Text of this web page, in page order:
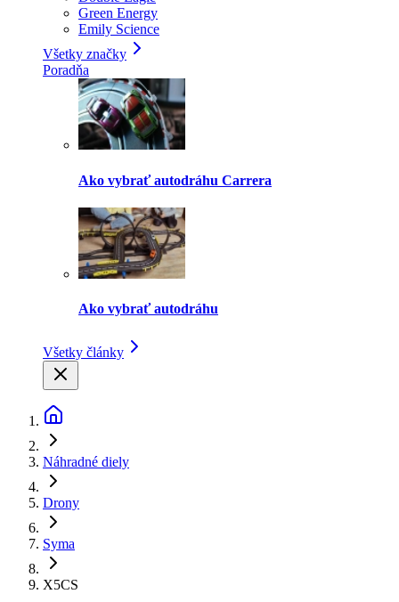
Green Energy
Emily Science
Všetky značky
Poradňa
Ako vybrať autodráhu Carrera
Ako vybrať autodráhu
Všetky články
Náhradné diely
Drony
Syma
X5CS